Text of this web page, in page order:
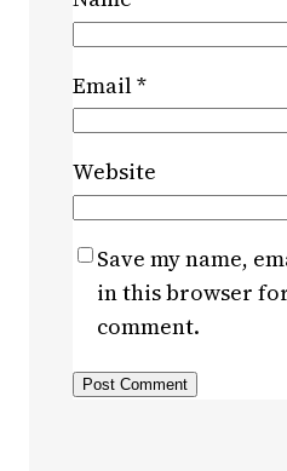
Email*
Website
Save my name,
in this browser
comment.